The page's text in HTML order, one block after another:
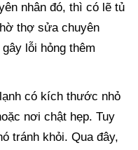
nhân đó, thì có lẽ tủ
thợ sửa chuyên
lỗi hỏng thêm
có kích thước nhỏ
nơi chật hẹp. Tuy
tránh khỏi. Qua đây,